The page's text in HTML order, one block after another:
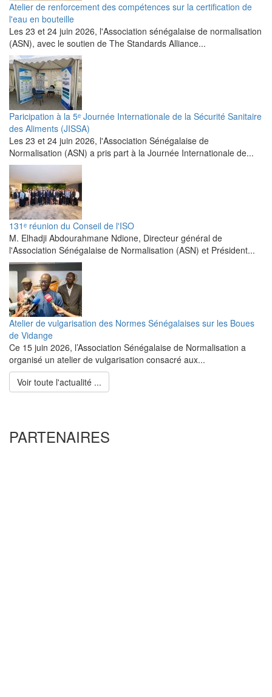
Atelier de renforcement des compétences sur la certification de
l'eau en bouteille
Les 23 et 24 juin 2026, l'Association sénégalaise de normalisation
(ASN), avec le soutien de The Standards Alliance...
Paricipation à la 5ᵉ Journée Internationale de la Sécurité Sanitaire
des Aliments (JISSA)
‎Les 23 et 24 juin 2026, l'Association Sénégalaise de
Normalisation (ASN) a pris part à la Journée Internationale de...
131ᵉ réunion du Conseil de l'ISO
M. Elhadji Abdourahmane Ndione, Directeur général de
l'Association Sénégalaise de Normalisation (ASN) et Président...
Atelier de vulgarisation des Normes Sénégalaises sur les Boues
de Vidange
Ce 15 juin 2026, l’Association Sénégalaise de Normalisation a
organisé un atelier de vulgarisation consacré aux...
Voir toute l'actualité ...
PARTENAIRES